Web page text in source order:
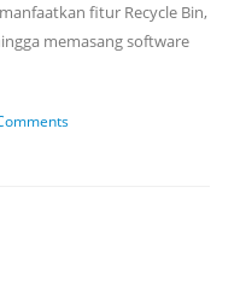
fitur Recycle Bin,
memasang software